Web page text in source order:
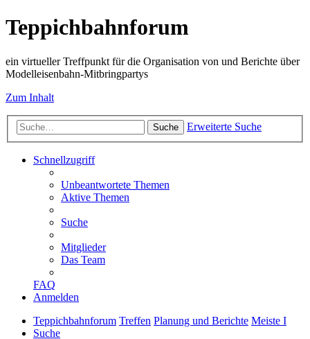
Teppichbahnforum
ein virtueller Treffpunkt für die Organisation von und Berichte über
Modelleisenbahn-Mitbringpartys
Zum Inhalt
Suche Erweiterte Suche
Schnellzugriff
Unbeantwortete Themen
Aktive Themen
Suche
Mitglieder
Das Team
FAQ
Anmelden
Teppichbahnforum Treffen Planung und Berichte Meiste I
Suche